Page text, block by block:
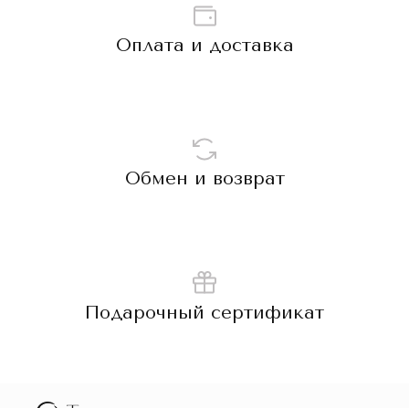
Оплата и доставка
Обмен и возврат
Подарочный сертификат